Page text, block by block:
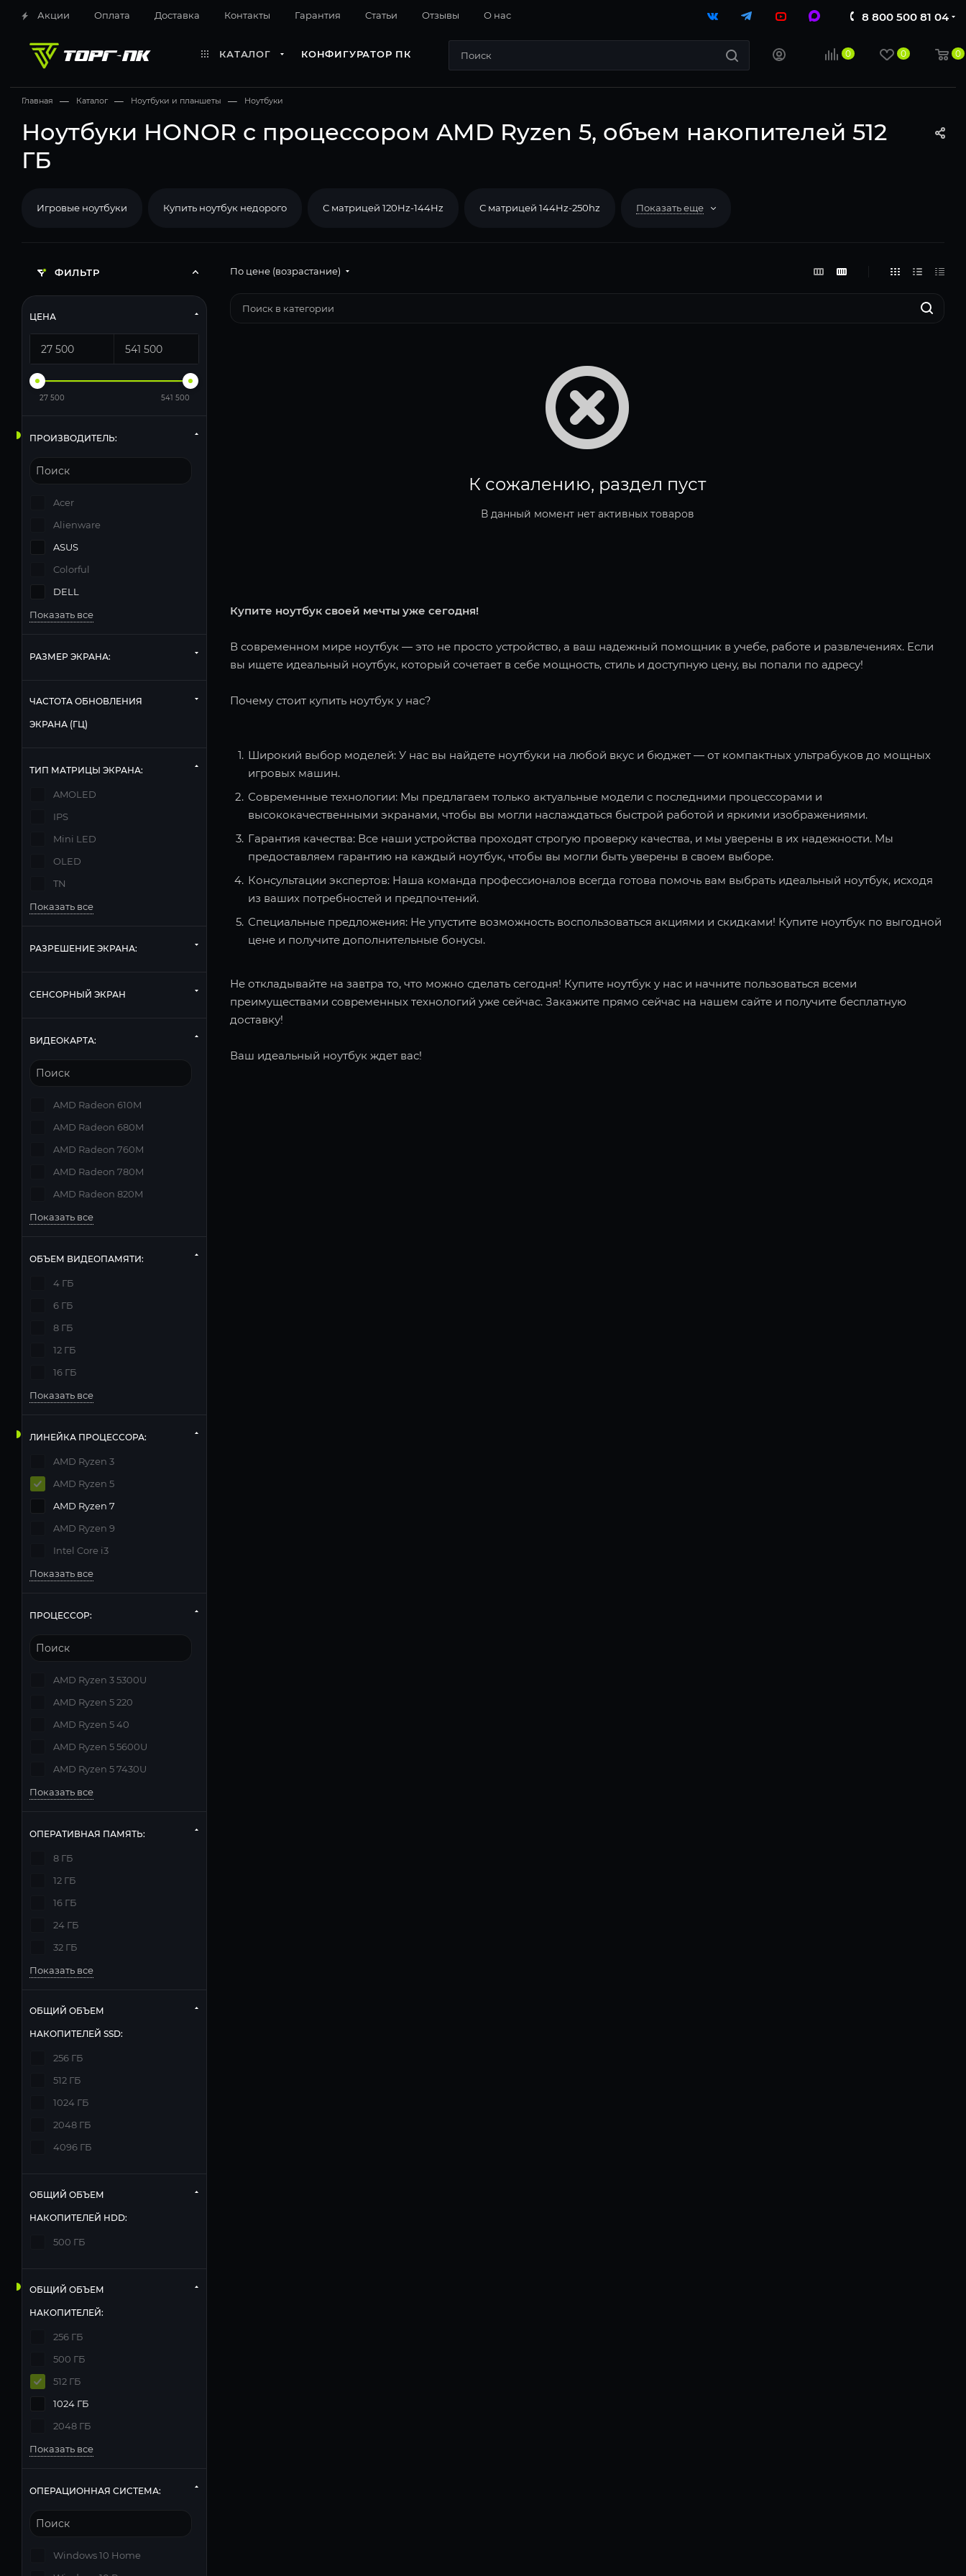
Акции Оплата Доставка Контакты Гарантия Cтатьи Отзывы О нас 8 800 500 81 04
КАТАЛОГ КОНФИГУРАТОР ПК 0 0 0
Главная — Каталог — Ноутбуки и планшеты — Ноутбуки
Ноутбуки HONOR с процессором AMD Ryzen 5, объем накопителей 512
ГБ
Игровые ноутбуки Купить ноутбук недорого С матрицей 120Hz-144Hz С матрицей 144Hz-250hz Показать еще
По цене (возрастание)
К сожалению, раздел пуст
В данный момент нет активных товаров
Купите ноутбук своей мечты уже сегодня!
В современном мире ноутбук — это не просто устройство, а ваш надежный помощник в учебе, работе и развлечениях. Если
вы ищете идеальный ноутбук, который сочетает в себе мощность, стиль и доступную цену, вы попали по адресу!
Почему стоит купить ноутбук у нас?
Широкий выбор моделей: У нас вы найдете ноутбуки на любой вкус и бюджет — от компактных ультрабуков до мощных
игровых машин.
Современные технологии: Мы предлагаем только актуальные модели с последними процессорами и
высококачественными экранами, чтобы вы могли наслаждаться быстрой работой и яркими изображениями.
Гарантия качества: Все наши устройства проходят строгую проверку качества, и мы уверены в их надежности. Мы
предоставляем гарантию на каждый ноутбук, чтобы вы могли быть уверены в своем выборе.
Консультации экспертов: Наша команда профессионалов всегда готова помочь вам выбрать идеальный ноутбук, исходя
из ваших потребностей и предпочтений.
Специальные предложения: Не упустите возможность воспользоваться акциями и скидками! Купите ноутбук по выгодной
цене и получите дополнительные бонусы.
Не откладывайте на завтра то, что можно сделать сегодня! Купите ноутбук у нас и начните пользоваться всеми
преимуществами современных технологий уже сейчас. Закажите прямо сейчас на нашем сайте и получите бесплатную
доставку!
Ваш идеальный ноутбук ждет вас!
ФИЛЬТР
ЦЕНА
27 500 541 500
ПРОИЗВОДИТЕЛЬ:
Acer
Alienware
ASUS
Colorful
DELL
Показать все
РАЗМЕР ЭКРАНА:
ЧАСТОТА ОБНОВЛЕНИЯ
ЭКРАНА (ГЦ)
ТИП МАТРИЦЫ ЭКРАНА:
AMOLED
IPS
Mini LED
OLED
TN
Показать все
РАЗРЕШЕНИЕ ЭКРАНА:
СЕНСОРНЫЙ ЭКРАН
ВИДЕОКАРТА:
AMD Radeon 610M
AMD Radeon 680M
AMD Radeon 760M
AMD Radeon 780M
AMD Radeon 820M
Показать все
ОБЪЕМ ВИДЕОПАМЯТИ:
4 ГБ
6 ГБ
8 ГБ
12 ГБ
16 ГБ
Показать все
ЛИНЕЙКА ПРОЦЕССОРА:
AMD Ryzen 3
AMD Ryzen 5
AMD Ryzen 7
AMD Ryzen 9
Intel Core i3
Показать все
ПРОЦЕССОР:
AMD Ryzen 3 5300U
AMD Ryzen 5 220
AMD Ryzen 5 40
AMD Ryzen 5 5600U
AMD Ryzen 5 7430U
Показать все
ОПЕРАТИВНАЯ ПАМЯТЬ:
8 ГБ
12 ГБ
16 ГБ
24 ГБ
32 ГБ
Показать все
ОБЩИЙ ОБЪЕМ
НАКОПИТЕЛЕЙ SSD:
256 ГБ
512 ГБ
1024 ГБ
2048 ГБ
4096 ГБ
ОБЩИЙ ОБЪЕМ
НАКОПИТЕЛЕЙ HDD:
500 ГБ
ОБЩИЙ ОБЪЕМ
НАКОПИТЕЛЕЙ:
256 ГБ
500 ГБ
512 ГБ
1024 ГБ
2048 ГБ
Показать все
ОПЕРАЦИОННАЯ СИСТЕМА:
Windows 10 Home